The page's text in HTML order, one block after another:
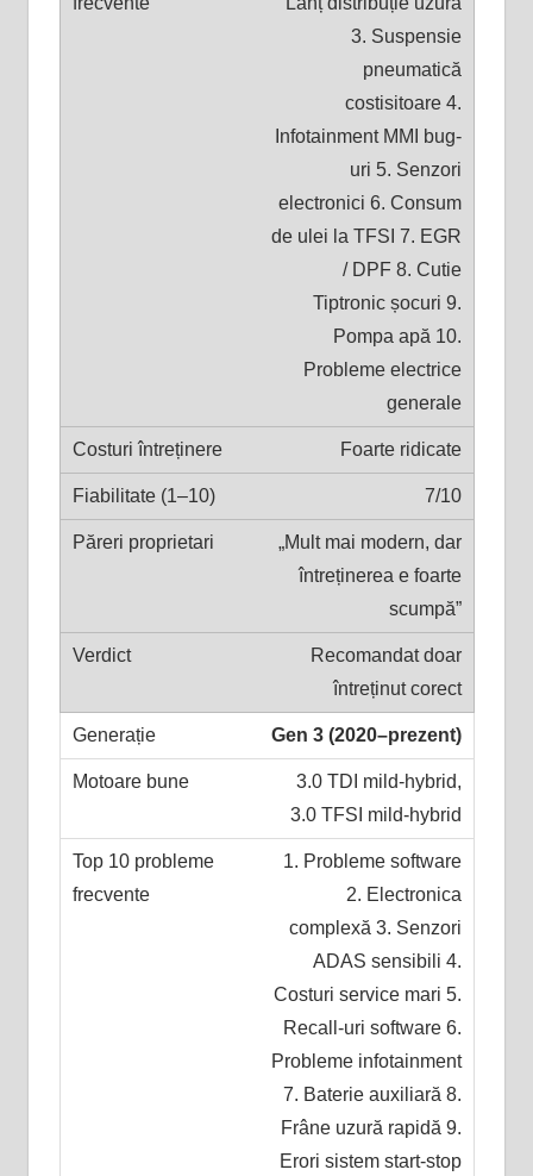
3. Suspensie
pneumatică
costisitoare 4.
Infotainment MMI bug-
uri 5. Senzori
electronici 6. Consum
de ulei la TFSI 7. EGR
/ DPF 8. Cutie
Tiptronic șocuri 9.
Pompa apă 10.
Probleme electrice
generale
Foarte ridicate
7/10
„Mult mai modern, dar
întreținerea e foarte
scumpă”
Recomandat doar
întreținut corect
Gen 3 (2020–prezent)
3.0 TDI mild-hybrid,
3.0 TFSI mild-hybrid
1. Probleme software
2. Electronica
complexă 3. Senzori
ADAS sensibili 4.
Costuri service mari 5.
Recall-uri software 6.
Probleme infotainment
7. Baterie auxiliară 8.
Frâne uzură rapidă 9.
Erori sistem start-stop